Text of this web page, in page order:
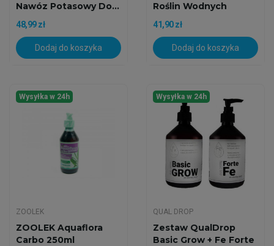
Nawóz Potasowy Do...
48,99 zł
Dodaj do koszyka
Roślin Wodnych
41,90 zł
Dodaj do koszyka
Wysyłka w 24h
ZOOLEK
ZOOLEK Aquaflora
Carbo 250ml
Wysyłka w 24h
QUAL DROP
Zestaw QualDrop
Basic Grow + Fe Forte